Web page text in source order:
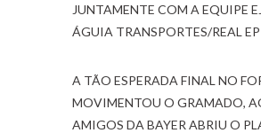
JUNTAMENTE COM A EQUIPE
ÁGUIA TRANSPORTES/REAL
A TÃO ESPERADA FINAL NO
MOVIMENTOU O GRAMADO,
AMIGOS DA BAYER ABRIU O